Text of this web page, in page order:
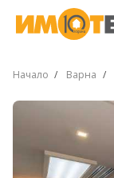
Начало Варна